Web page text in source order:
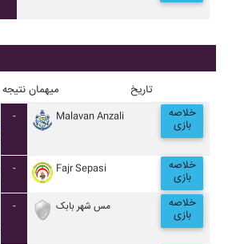
نتیجه میهمان تاریخ
- Malavan Anzali خلاصه
بازی
- Fajr Sepasi خلاصه
بازی
- مس شهر بابک خلاصه
بازی